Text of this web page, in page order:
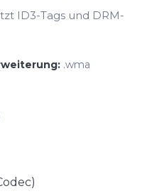
ID3-Tags und DRM-
.wma